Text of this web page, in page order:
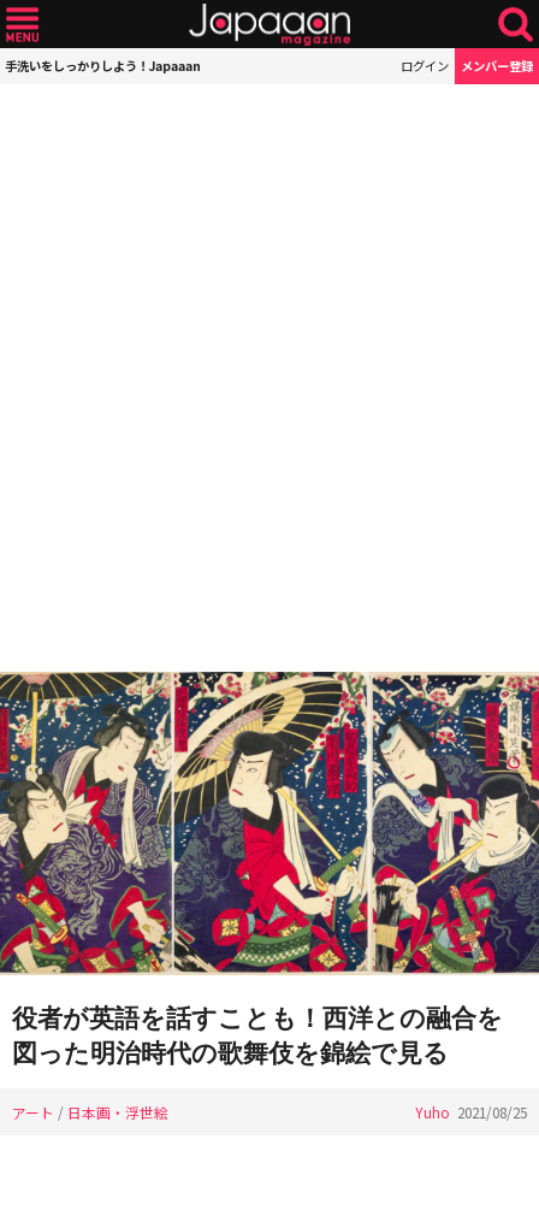
手洗いをしっかりしよう！Japaaan ログイン メンバー登録
役者が英語を話すことも！西洋との融合を
図った明治時代の歌舞伎を錦絵で見る
アート / 日本画・浮世絵 Yuho 2021/08/25